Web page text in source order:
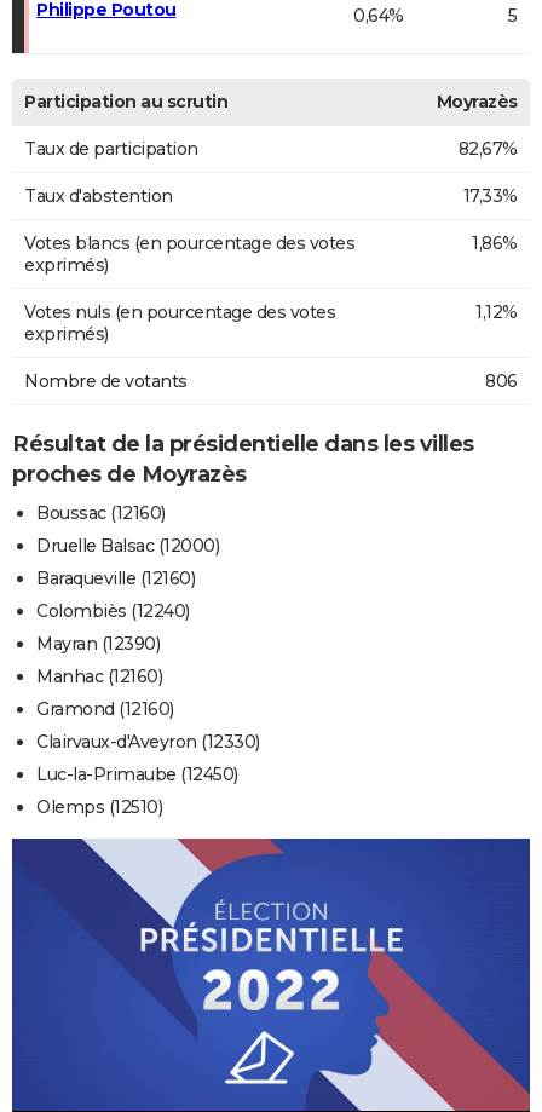
Philippe Poutou 0,64% 5
Participation au scrutin Moyrazès
Taux de participation 82,67%
Taux d'abstention 17,33%
Votes blancs (en pourcentage des votes
exprimés)
1,86%
Votes nuls (en pourcentage des votes
exprimés)
1,12%
Nombre de votants 806
Résultat de la présidentielle dans les villes
proches de Moyrazès
Boussac (12160)
Druelle Balsac (12000)
Baraqueville (12160)
Colombiès (12240)
Mayran (12390)
Manhac (12160)
Gramond (12160)
Clairvaux-d'Aveyron (12330)
Luc-la-Primaube (12450)
Olemps (12510)